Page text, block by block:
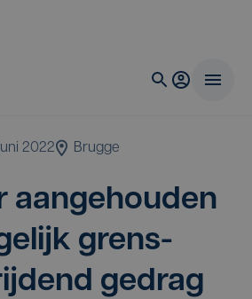
juni 2022 Brugge
aan­ge­hou­den
grens­
gedrag